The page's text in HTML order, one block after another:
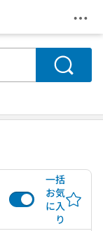
メ
検索
一括
お気
に入
り